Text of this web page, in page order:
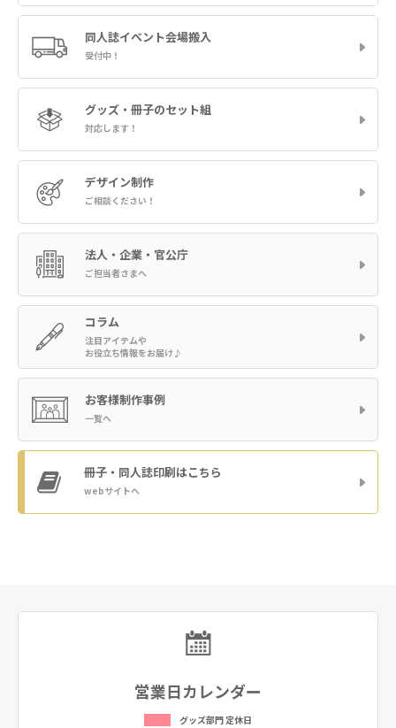
同人誌イベント会場搬入
受付中！
グッズ・冊子のセット組
対応します！
デザイン制作
ご相談ください！
法人・企業・官公庁
ご担当者さまへ
コラム
注目アイテムや
お役立ち情報をお届け♪
お客様制作事例
一覧へ
冊子・同人誌印刷はこちら
webサイトへ
営業日カレンダー
グッズ部門 定休日